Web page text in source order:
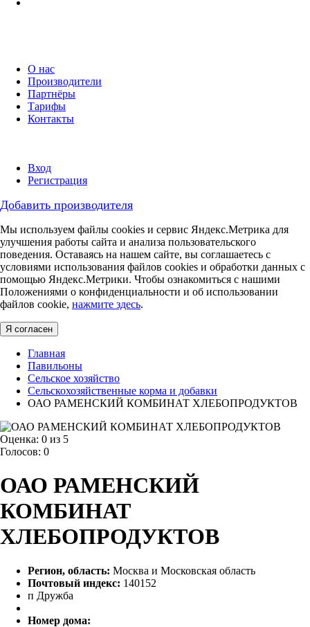
О нас
Производители
Партнёры
Тарифы
Контакты
Вход
Регистрация
Добавить производителя
Мы используем файлы cookies и сервис Яндекс.Метрика для
улучшения работы сайта и анализа пользовательского
поведения. Оставаясь на нашем сайте, вы соглашаетесь с
условиями использования файлов cookies и обработки данных с
помощью Яндекс.Метрики. Чтобы ознакомиться с нашими
Положениями о конфиденциальности и об использовании
файлов cookie, нажмите здесь.
Я согласен
Главная
Павильоны
Сельское хозяйство
Сельскохозяйственные корма и добавки
ОАО РАМЕНСКИЙ КОМБИНАТ ХЛЕБОПРОДУКТОВ
Оценка: 0 из 5
Голосов: 0
ОАО РАМЕНСКИЙ
КОМБИНАТ
ХЛЕБОПРОДУКТОВ
Регион, область: Москва и Московская область
Почтовый индекс: 140152
п Дружба
Номер дома: